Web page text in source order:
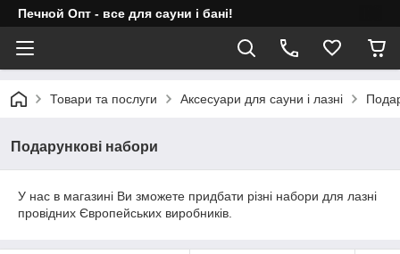
Печной Опт - все для сауни і бані!
Товари та послуги Аксесуари для сауни і лазні
Подарункові набори
У нас в магазині Ви зможете придбати різні набори для лазні
провідних Європейських виробників.